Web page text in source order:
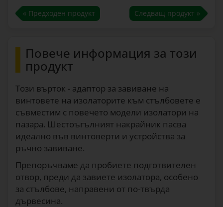
« Предходен продукт Следващ продукт »
Повече информация за този
продукт
Този върток - адаптор за завиване на
винтовете на изолаторите към стълбовете е
съвместим с повечето модели изолатори на
пазара. Шестоъгълният накрайник пасва
идеално във винтоверти и устройства за
ръчно завиване.
Препоръчваме да пробиете подготвителен
отвор, преди да завиете изолатора, особено
за стълбове, направени от по-твърда
дървесина.